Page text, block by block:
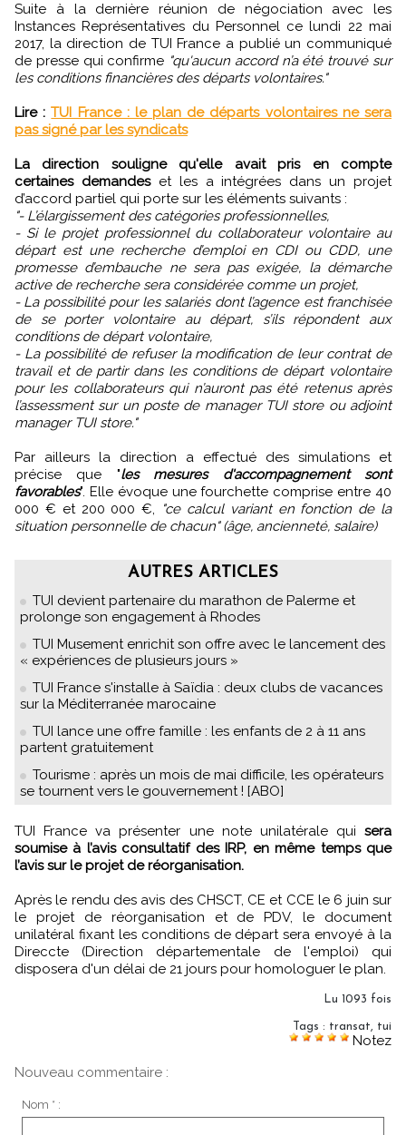
Suite à la dernière réunion de négociation avec les
Instances Représentatives du Personnel ce lundi 22 mai
2017, la direction de TUI France a publié un communiqué
de presse qui confirme "qu'aucun accord n’a été trouvé sur
les conditions financières des départs volontaires."
Lire : TUI France : le plan de départs volontaires ne sera
pas signé par les syndicats
La direction souligne qu'elle avait pris en compte
certaines demandeset les a intégrées dans un projet
d’accord partiel qui porte sur les éléments suivants :
"- L’élargissement des catégories professionnelles,
- Si le projet professionnel du collaborateur volontaire au
départ est une recherche d’emploi en CDI ou CDD, une
promesse d’embauche ne sera pas exigée, la démarche
active de recherche sera considérée comme un projet,
- La possibilité pour les salariés dont l’agence est franchisée
de se porter volontaire au départ, s’ils répondent aux
conditions de départ volontaire,
- La possibilité de refuser la modification de leur contrat de
travail et de partir dans les conditions de départ volontaire
pour les collaborateurs qui n’auront pas été retenus après
l’assessment sur un poste de manager TUI store ou adjoint
manager TUI store."
Par ailleurs la direction a effectué des simulations et
précise que "les mesures d'accompagnement sont
favorables". Elle évoque une fourchette comprise entre 40
000 € et 200 000 €, "ce calcul variant en fonction de la
situation personnelle de chacun" (âge, ancienneté, salaire)
AUTRES ARTICLES
TUI devient partenaire du marathon de Palerme et
prolonge son engagement à Rhodes
TUI Musement enrichit son offre avec le lancement des
« expériences de plusieurs jours »
TUI France s'installe à Saïdia : deux clubs de vacances
sur la Méditerranée marocaine
TUI lance une offre famille : les enfants de 2 à 11 ans
partent gratuitement
Tourisme : après un mois de mai difficile, les opérateurs
se tournent vers le gouvernement ! [ABO]
TUI France va présenter une note unilatérale qui sera
soumise à l’avis consultatif des IRP, en même temps que
l’avis sur le projet de réorganisation.
Après le rendu des avis des CHSCT, CE et CCE le 6 juin sur
le projet de réorganisation et de PDV, le document
unilatéral fixant les conditions de départ sera envoyé à la
Direccte (Direction départementale de l'emploi) qui
disposera d'un délai de 21 jours pour homologuer le plan.
Lu 1093 fois
Tags : transat, tui
Notez
Nouveau commentaire :
Nom * :